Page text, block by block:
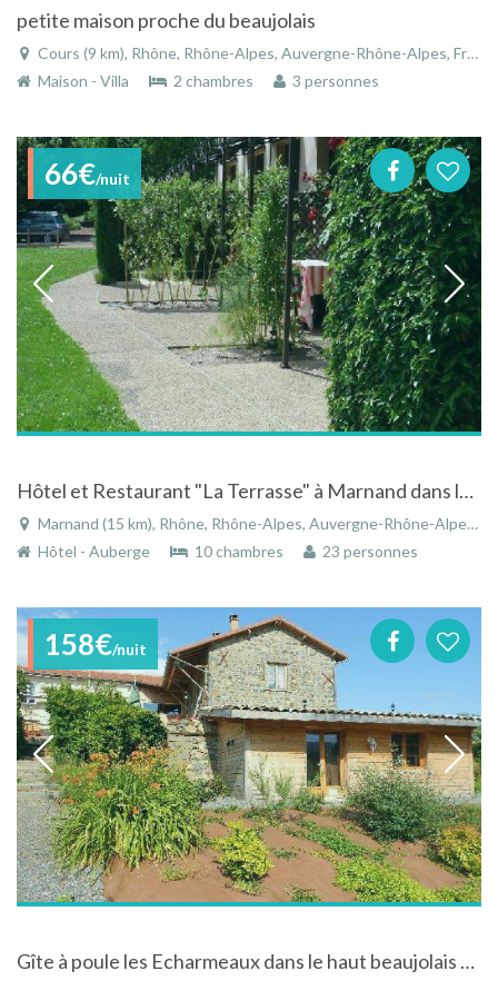
petite maison proche du beaujolais
Cours (9 km), Rhône, Rhône-Alpes, Auvergne-Rhône-Alpes, France
Maison - Villa
2 chambres 3 personnes
66€/nuit
Hôtel et Restaurant "La Terrasse" à Marnand dans le Rhône en Rhône-Alpes
Marnand (15 km), Rhône, Rhône-Alpes, Auvergne-Rhône-Alpes, France
Hôtel - Auberge
10 chambres 23 personnes
158€/nuit
Gîte à poule les Echarmeaux dans le haut beaujolais en région rhône alpes avec spa et vue dégagée